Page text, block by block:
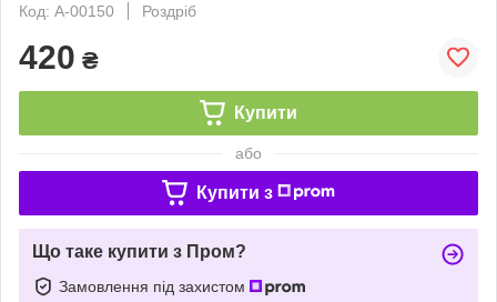
Код: A-00150
Роздріб
420 ₴
Купити
або
Купити з
Що таке купити з Пром?
Замовлення під захистом